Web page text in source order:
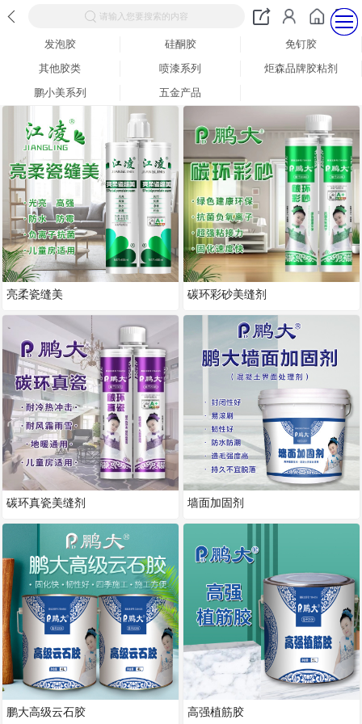
请输入您要搜索的内容
发泡胶 硅酮胶
免钉胶
其他胶类
喷漆系列
炬森品牌胶粘剂
鹏小美系列
五金产品
亮柔瓷缝美
碳环真瓷美缝剂
鹏大高级云石胶
碳环彩砂美缝剂
墙面加固剂
高强植筋胶